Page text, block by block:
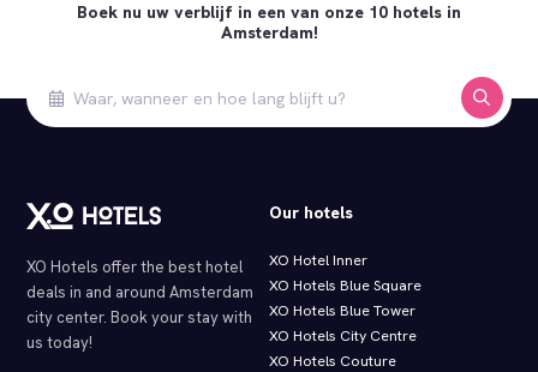
Boek nu uw verblijf in een van onze 10 hotels in
Amsterdam!
XO Hotels offer the best hotel
deals in and around Amsterdam
city center. Book your stay with
us today!
Our hotels
XO Hotel Inner
XO Hotels Blue Square
XO Hotels Blue Tower
XO Hotels City Centre
XO Hotels Couture